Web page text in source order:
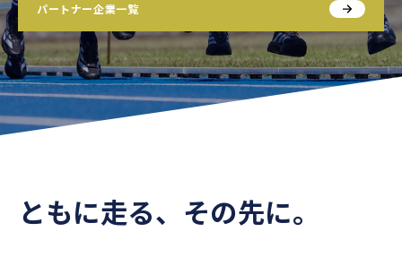
パートナー企業一覧
ともに走る、その先に。